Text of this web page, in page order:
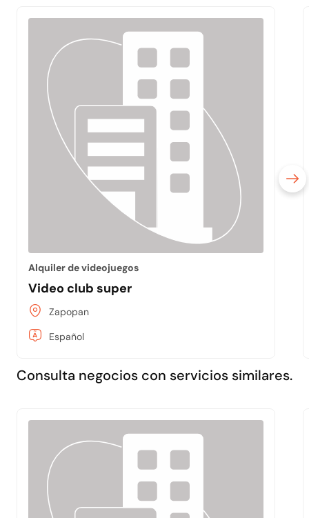
Alquiler de videojuegos
Video club super
Zapopan
Español
Consulta negocios con servicios similares.